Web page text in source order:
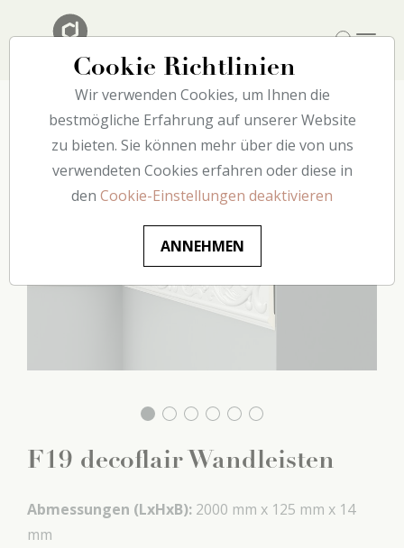
HomeCatalogueWandF19 decoflair
F19 decoflair Wandleisten
Abmessungen (LxHxB): 2000 mm x 125 mm x 14
mm
Cookie Richtlinien
Wir verwenden Cookies, um Ihnen die
bestmögliche Erfahrung auf unserer Website
zu bieten. Sie können mehr über die von uns
verwendeten Cookies erfahren oder diese in
den Cookie-Einstellungen deaktivieren
ANNEHMEN